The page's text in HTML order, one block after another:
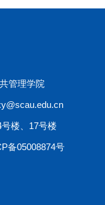
管理学院
楼、17号楼
备05008874号